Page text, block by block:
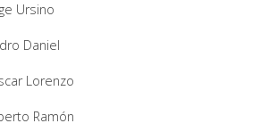
Ursino
Daniel
Lorenzo
Ramón